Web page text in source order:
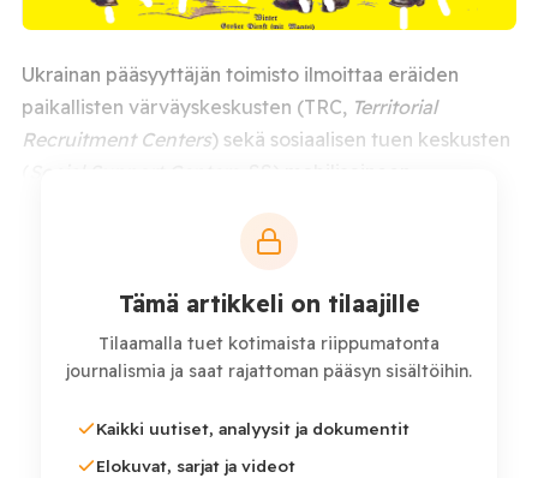
Ukrainan pääsyyttäjän toimisto ilmoittaa eräiden
paikallisten värväyskeskusten (TRC, Territorial
Recruitment Centers) sekä sosiaalisen tuen keskusten
vankilassa istuvia henkilöitä.
PääsyyttäjäRuslan Kravchenko kertoo kyseisten
värvärien jopa keksineen täysin kuvitteellisia
henkilöitä lisättäväksi listoille, voidakseen ilmoittaa
värväyskiintiöiden saavuttamisesta.
Tämä artikkeli on tilaajille
Tilaamalla tuet kotimaista riippumatonta
journalismia ja saat rajattoman pääsyn sisältöihin.
Kaikki uutiset, analyysit ja dokumentit
Elokuvat, sarjat ja videot